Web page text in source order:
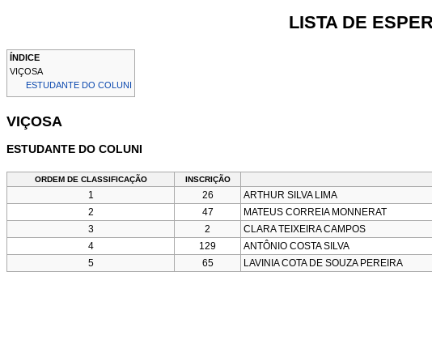
LISTA DE
ÍNDICE
VIÇOSA
ESTUDANTE DO COLUNI
VIÇOSA
ESTUDANTE DO COLUNI
ORDEM DE CLASSIFICAÇÃO INSCRIÇÃO
1 26 ARTHUR SILVA LIMA
2
47 MATEUS CORREIA MONNERAT
3
2 CLARA TEIXEIRA CAMPOS
4
129 ANTÔNIO COSTA SILVA
5
65 LAVINIA COTA DE SOUZA PEREIRA